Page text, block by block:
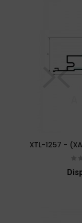
XTL-1257 -